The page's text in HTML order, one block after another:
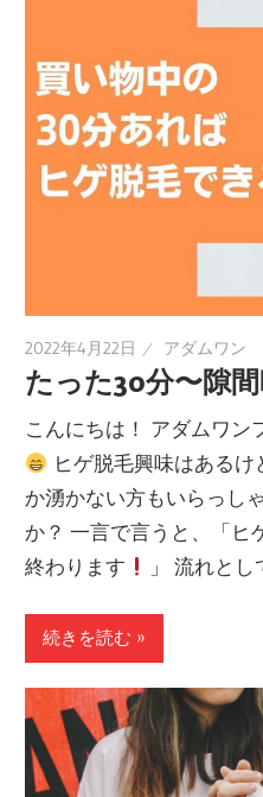
2022年4月22日 アダムワン
たった30分〜隙
こんにちは！ アダムワン
ヒゲ脱毛興味はある
か湧かない方もいらっし
か？ 一言で言うと、「ヒ
終わります
」 流れとし
続きを読む »